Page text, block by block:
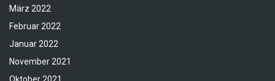
März 2022
Februar 2022
Januar 2022
November 2021
Oktober 2021